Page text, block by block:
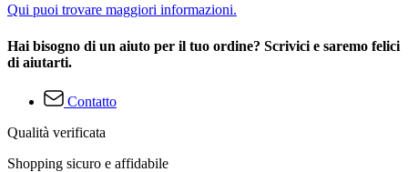
Qui puoi trovare maggiori informazioni.
Hai bisogno di un aiuto per il tuo ordine? Scrivici e saremo felici
di aiutarti.
Contatto
Qualità verificata
Shopping sicuro e affidabile